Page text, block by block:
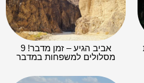
אביב הגיע – זמן מדבר! 9
מסלולים למשפחות במדבר